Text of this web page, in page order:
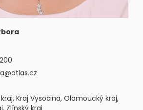
Kraj Vysočina, Olomoucký kraj,
Zlínský kraj